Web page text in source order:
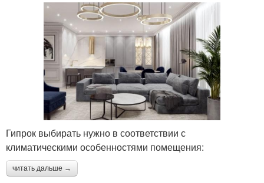
Гипрок выбирать нужно в соответствии с
климатическими особенностями помещения:
читать дальше →